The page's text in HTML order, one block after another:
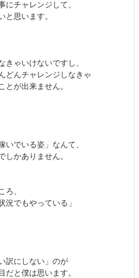
にチャレンジして、
と思います。
きゃいけないですし、
どんチャレンジしなきゃ
とが出来ません。
いでいる姿」なんて、
しかありません。
ろ、
況でもやっている」
訳にしない」のが
だと僕は思います。